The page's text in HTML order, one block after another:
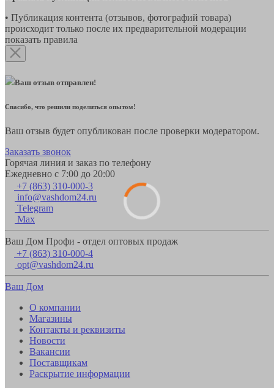
• Публикация контента (отзывов, фотографий товара)
происходит только после их предварительной модерации
показать правила
Ваш отзыв отправлен!
Спасибо, что решили поделиться опытом!
Ваш отзыв будет опубликован после проверки модератором.
Заказать звонок
Горячая линия и заказ по телефону
Ежедневно с 7:00 до 20:00
+7 (863) 310-000-3
info@vashdom24.ru
Telegram
Max
Ваш Дом Профи - отдел оптовых продаж
+7 (863) 310-000-4
opt@vashdom24.ru
Ваш Дом
О компании
Магазины
Контакты и реквизиты
Новости
Вакансии
Поставщикам
Раскрытие информации